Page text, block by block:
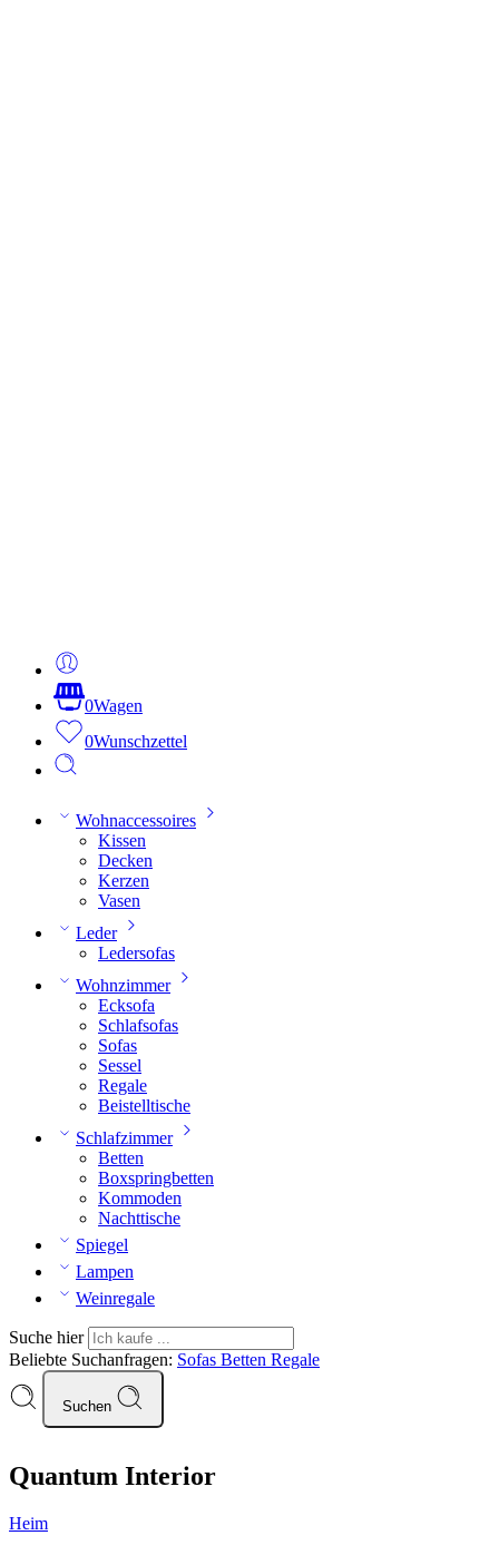
0Wagen
0Wunschzettel
Wohnaccessoires
Kissen
Decken
Kerzen
Vasen
Leder
Ledersofas
Wohnzimmer
Ecksofa
Schlafsofas
Sofas
Sessel
Regale
Beistelltische
Schlafzimmer
Betten
Boxspringbetten
Kommoden
Nachttische
Spiegel
Lampen
Weinregale
Suche hier
Beliebte Suchanfragen: Sofas Betten Regale
Suchen
Quantum Interior
Heim